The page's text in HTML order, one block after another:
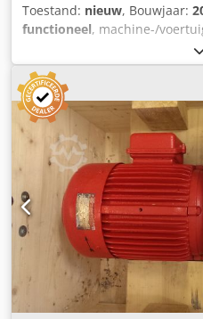
Toestand: nieuw, Bouwjaar:
functioneel, machine-/
,
gecertificeerd tot:09/2028,
transportbandbreedte:
driefasig, totale breedte:300
totale hoogte:
270 mm
,
Croissantvormachine +++
Croissantroller Uitvoering in
de efficiënte productie van
bediening Voor croissants
stuks/uur Alleen bij ons:
(elektrisch) Aansluiting 400V,
300 x 450 x 270 mm (D x B x
gecontroleerd Met garantie
Opties: Dkodpfxstpl Urs Ap
huurservice Transportband